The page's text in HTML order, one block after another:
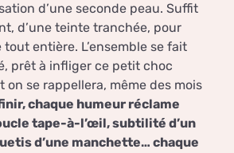
d’une seconde peau. Suffit
d’une teinte tranchée, pour
tout entière. L’ensemble se fait
prêt à infliger ce petit choc
se rappellera, même des mois
chaque humeur réclame
tape-à-l’œil, subtilité d’un
d’une manchette… chaque